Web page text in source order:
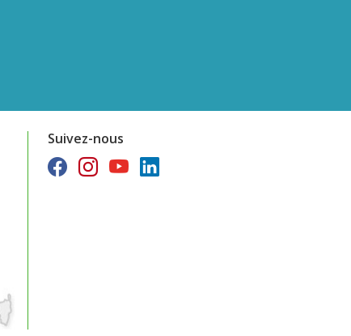
Suivez-nous